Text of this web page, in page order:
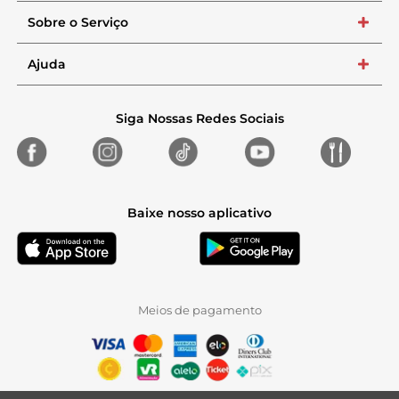
Sobre o Serviço +
Ajuda +
Siga Nossas Redes Sociais
Baixe nosso aplicativo
Meios de pagamento